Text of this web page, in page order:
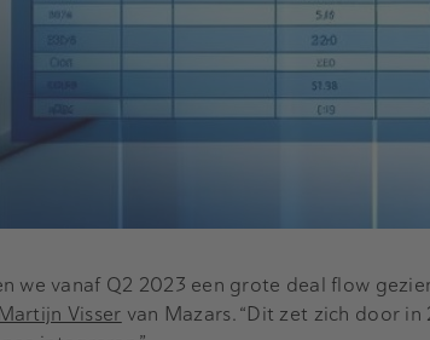
we vanaf Q2 2023 een grote deal flow
Martijn Visser van Mazars. “Dit zet zich door